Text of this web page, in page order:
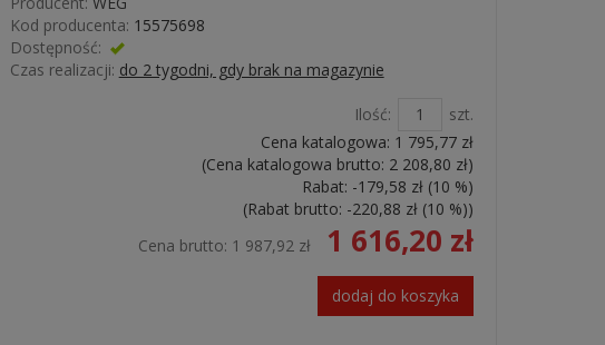
Kod producenta: 15575698
Dostępność:
Czas realizacji: do 2 tygodni, gdy brak na magazynie
Ilość:
szt.
Cena katalogowa: 1 795,77 zł
(Cena katalogowa brutto: 2 208,80 zł)
Rabat: -179,58 zł(10 %)
(Rabat brutto: -220,88 zł(10 %))
Cena brutto: 1 987,92 zł 1 616,20 zł
dodaj do koszyka